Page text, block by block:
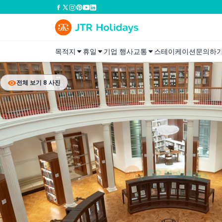
목적지 휴일 기업 행사교통 스테이케이션문의하
전체 보기 8 사진